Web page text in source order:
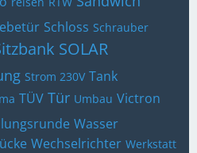
Schloss Schrauber
SOLAR
Strom 230V Tank
TÜV Tür Umbau Victron
Wasser
Wechselrichter Werkstatt